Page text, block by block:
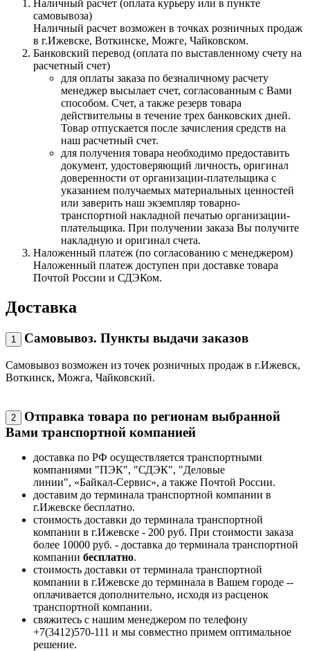
Наличный расчет (оплата курьеру или в пункте
самовывоза)
Наличный расчет возможен в точках розничных продаж
в г.Ижевске, Воткинске, Можге, Чайковском.
Банковский перевод (оплата по выставленному счету на
расчетный счет)
для оплаты заказа по безналичному расчету
менеджер высылает счет, согласованным с Вами
способом. Счет, а также резерв товара
действительны в течение трех банковских дней.
Товар отпускается после зачисления средств на
наш расчетный счет.
для получения товара необходимо предоставить
документ, удостоверяющий личность, оригинал
доверенности от организации-плательщика с
указанием получаемых материальных ценностей
или заверить наш экземпляр товарно-
транспортной накладной печатью организации-
плательщика. При получении заказа Вы получите
накладную и оригинал счета.
Наложенный платеж (по согласованию с менеджером)
Наложенный платеж доступен при доставке товара
Почтой России и СДЭКом.
Доставка
1 Самовывоз. Пункты выдачи заказов
Самовывоз возможен из точек розничных продаж в г.Ижевск,
Воткинск, Можга, Чайковский.
2
Отправка товара по регионам выбранной
Вами транспортной компанией
доставка по РФ осуществляется транспортными
компаниями "ПЭК", "СДЭК", "Деловые
линии", «Байкал-Сервис», а также Почтой России.
доставим до терминала транспортной компании в
г.Ижевске бесплатно.
стоимость доставки до терминала транспортной
компании в г.Ижевске - 200 руб. При стоимости заказа
более 10000 руб. - доставка до терминала транспортной
компании бесплатно.
стоимость доставки от терминала транспортной
компании в г.Ижевске до терминала в Вашем городе --
оплачивается дополнительно, исходя из расценок
транспортной компании.
свяжитесь с нашим менеджером по телефону
+7(3412)570-111 и мы совместно примем оптимальное
решение.